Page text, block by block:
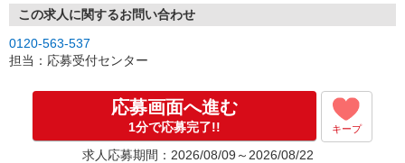
連絡させて頂きます。
↓
［3］面接実施。履歴書（写真貼付）をお持ちください。
面接では仕事内容や職場についてなど、気になることやご希望は
［4］ 採用決定のご連絡。勤務開始日もお気軽にご相談ください。
【電話受付】
この求人に関するお問い合わせ
0120-563-537
担当：応募受付センター
応募画面へ進む
1分で応募完了!! キープ
求人応募期間：2026/08/09～2026/08/22